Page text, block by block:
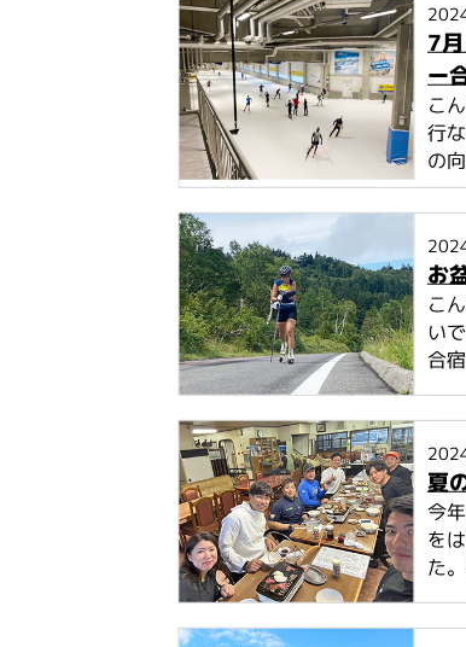
7
ー
こ
行
の
お
こ
い
合
夏
今
を
た